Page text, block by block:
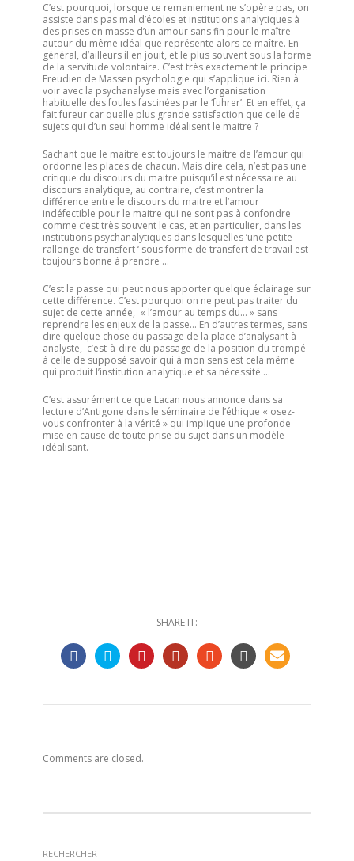
C’est pourquoi, lorsque ce remaniement ne s’opère pas, on
assiste dans pas mal d’écoles et institutions analytiques à
des prises en masse d’un amour sans fin pour le maître
autour du même idéal que représente alors ce maître. En
général, d’ailleurs il en jouit, et le plus souvent sous la forme
de la servitude volontaire. C’est très exactement le principe
Freudien de Massen psychologie qui s’applique ici. Rien à
voir avec la psychanalyse mais avec l’organisation
habituelle des foules fascinées par le ‘fuhrer’. Et en effet, ça
fait fureur car quelle plus grande satisfaction que celle de
sujets qui d’un seul homme idéalisent le maitre ?
Sachant que le maitre est toujours le maitre de l’amour qui
ordonne les places de chacun. Mais dire cela, n’est pas une
critique du discours du maitre puisqu’il est nécessaire au
discours analytique, au contraire, c’est montrer la
différence entre le discours du maitre et l’amour
indéfectible pour le maitre qui ne sont pas à confondre
comme c’est très souvent le cas, et en particulier, dans les
institutions psychanalytiques dans lesquelles ‘une petite
rallonge de transfert ‘ sous forme de transfert de travail est
toujours bonne à prendre …
C’est la passe qui peut nous apporter quelque éclairage sur
cette différence. C’est pourquoi on ne peut pas traiter du
sujet de cette année, « l’amour au temps du… » sans
reprendre les enjeux de la passe… En d’autres termes, sans
dire quelque chose du passage de la place d’analysant à
analyste, c’est-à-dire du passage de la position du trompé
à celle de supposé savoir qui à mon sens est cela même
qui produit l’institution analytique et sa nécessité …
C’est assurément ce que Lacan nous annonce dans sa
lecture d’Antigone dans le séminaire de l’éthique « osez-
vous confronter à la vérité » qui implique une profonde
mise en cause de toute prise du sujet dans un modèle
idéalisant.
SHARE IT:
Comments are closed.
RECHERCHER